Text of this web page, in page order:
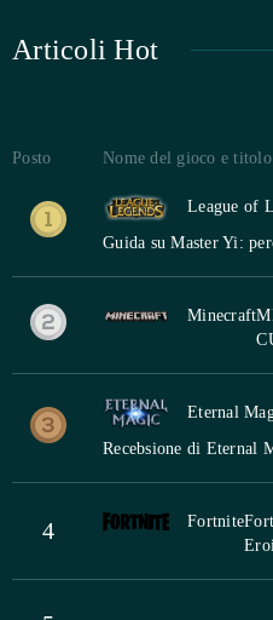
Articoli Hot
Posto Nome del gioco e
League of
Guida su Master Yi:
Minecraft
Eternal
Recebsione di Eternal
4 Fortnite